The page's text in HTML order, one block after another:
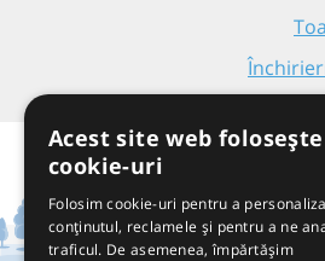
Acest site web folosește
cookie-uri
Folosim cookie-uri pentru a personaliza
conținutul, reclamele și pentru a ne
traficul. De asemenea, împărtășim